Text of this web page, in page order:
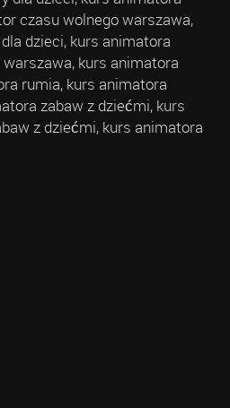
czasu wolnego warszawa,
dzieci, kurs animatora
kurs animatora
rumia, kurs animatora
zabaw z dziećmi, kurs
z dziećmi, kurs animatora